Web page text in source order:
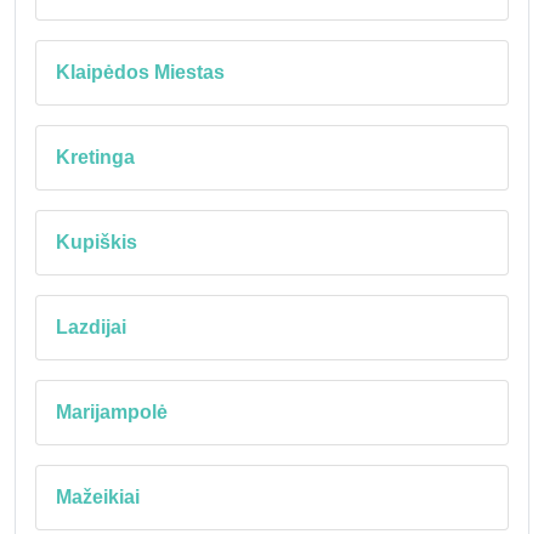
Klaipėdos Miestas
Kretinga
Kupiškis
Lazdijai
Marijampolė
Mažeikiai